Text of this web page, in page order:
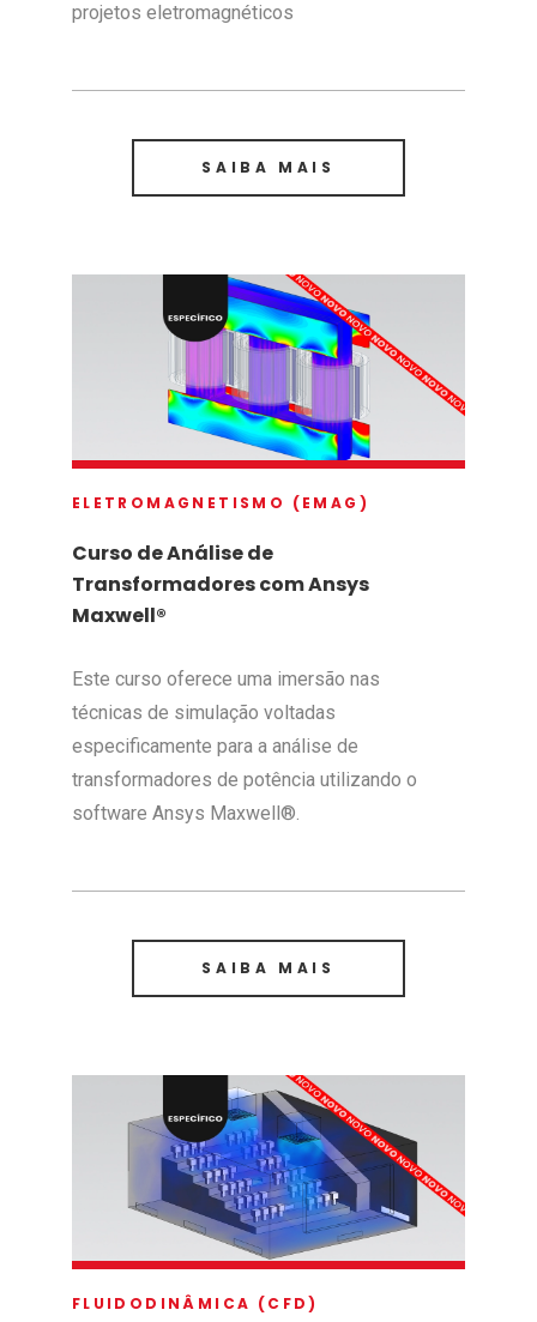
projetos eletromagnéticos
SAIBA MAIS
ELETROMAGNETISMO (EMAG)
Curso de Análise de
Transformadores com Ansys
Maxwell®
Este curso oferece uma imersão nas
técnicas de simulação voltadas
especificamente para a análise de
transformadores de potência utilizando o
software Ansys Maxwell®.
SAIBA MAIS
FLUIDODINÂMICA (CFD)